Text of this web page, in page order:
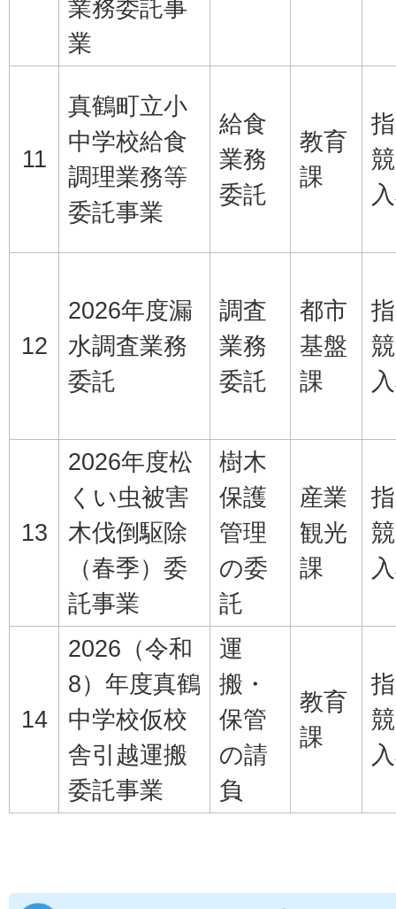
業務委託事
業
11
真鶴町立小
中学校給食
調理業務等
委託事業
給食
業務
委託
教育
課
12
2026年度漏
水調査業務
委託
調査
業務
委託
都市
基盤
課
13
2026年度松
くい虫被害
木伐倒駆除
（春季）委
託事業
樹木
保護
管理
の委
託
産業
観光
課
14
2026（令和
8）年度真鶴
中学校仮校
舎引越運搬
委託事業
運
搬・
保管
の請
負
教育
課